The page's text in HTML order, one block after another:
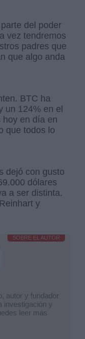
del poder
vez tendremos
padres que
que algo anda
BTC ha
un 124% en el
en día en
que todos lo
dejó con gusto
dólares
a ser distinta.
y
SOBRE EL AUTOR
autor y fundador
investigación y
leer más